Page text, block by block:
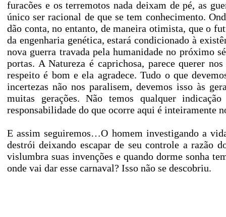
furacões e os terremotos nada deixam de pé, as
único ser racional de que se tem conhecimento.
dão conta, no entanto, de maneira otimista, que o
da engenharia genética, estará condicionado à
nova guerra travada pela humanidade no próximo
portas. A Natureza é caprichosa, parece querer
respeito é bom e ela agradece. Tudo o que
incertezas não nos paralisem, devemos isso às
muitas gerações. Não temos qualquer
responsabilidade do que ocorre aqui é inteiramente
E assim seguiremos…O homem investigando a
destrói deixando escapar de seu controle a razão
vislumbra suas invenções e quando dorme sonha
onde vai dar esse carnaval? Isso não se descobriu.